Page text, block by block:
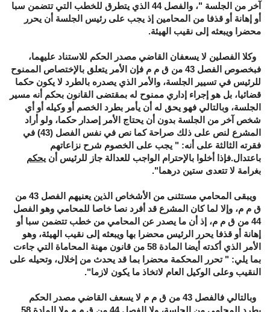
آخر من الجلسة "، والفصل 44 الذي يتطرق للخطب التي تتضمن سبا
أو إهانة أو قذفا من المحامين إذ يجب على رئيس الجلسة أن يحرر
محضرا ويبعثه إلى نقيب الهيئة.
وكلا الفصلين لا يسعفان القاضي مصدر الحكم للاستناد عليهما،
فبخصوص الفصل 43 من ق م م فإن الأمر يتعلق بالإختصاص الممنوح
للرئيس في تسيير الجلسة، والأمر الذي يصدره بالطرد لا يكون حكما
قضائيا، بل هو إجراء إداري ممنوح له بمقتضى القانون بحكم أنه مسير
الجلسة، وبالتالي فهو يحق له أن يأمر بطرد الخصم أو وكيله أو أي
شخص آخر من الجلسة بدون أن يحتاج الأمر إصدار حكما، ولو أراد
المشرع لنص على ذلك صراحة كما نص في نفس الفصل (43) في
فقرته الثالثة على أنه: " يجب على الخصوم شرح نزاعاتهم
باعتدال.فإذا أخلوا بالإحترام الواجب للعدالة جاز للرئيس أن يحكم
بغرامة لا تتعدى ستين درهما".
ويبقى المحامي مستثنى من الأشخاص الذين يعنيهم الفصل 43 من
ق م م، وإلا لما كان المشرع قد أفرد نصا خاصا للمحامي وهو الفصل
44 من ق م م، إذ أن ما يصدر عن المحامي من خطب تتضمن سبا أو
إهانة أو قذفا يحرر الرئيس محضرا بها ويبعثه إلى نقيب الهيئة، وهو
الأمر الذي أكدته أيضا المادة 58 من قانون مهنة المحاماة التي جاءت
بما يلي: " تحرر المحكمة محضرا بما قد يحدث من إخلال، وتحيله على
النقيب وعلى الوكيل العام لاتخاذ ما يكون لازما".
وبالتالي فالفصل 43 من ق م م لا يسعف القاضي مصدر الحكم
بطرد المحامي من الجلسة، ولا الفصل 44 من ق م م ولا المادة 58